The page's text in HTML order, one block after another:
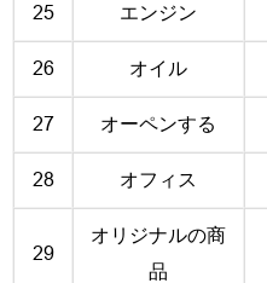
25 エンジン
26 オイル
27 オーペンする
28 オフィス
29
オリジナルの商
品